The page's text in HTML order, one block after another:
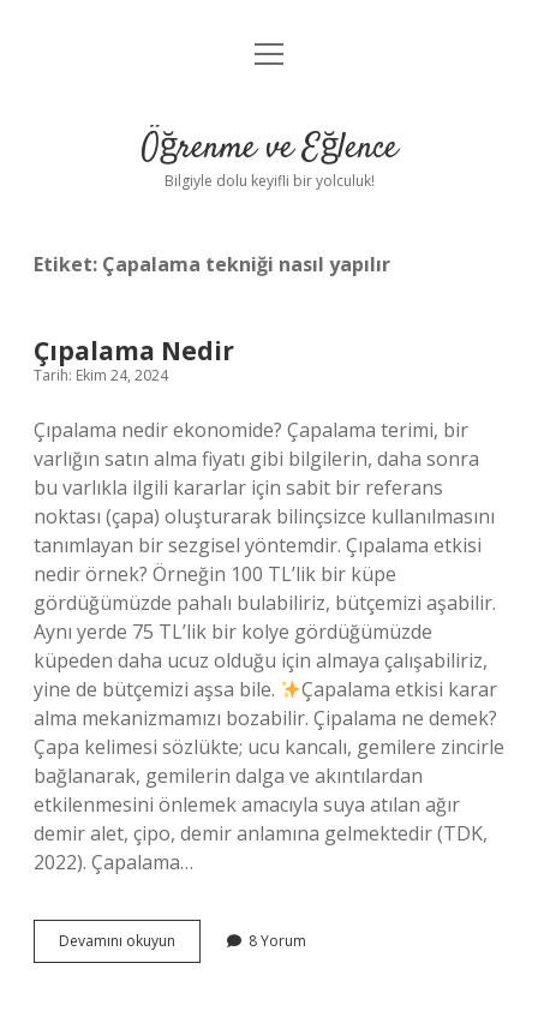
Anasayfa
Yasal Uyarı
menüyü
Öğrenme ve Eğlence
Bilgiyle dolu keyifli bir yolculuk!
Etiket: Çapalama tekniği nasıl yapılır
Çıpalama Nedir
Tarih: Ekim 24, 2024
Çıpalama nedir ekonomide? Çapalama terimi, bir
varlığın satın alma fiyatı gibi bilgilerin, daha sonra
bu varlıkla ilgili kararlar için sabit bir referans
noktası (çapa) oluşturarak bilinçsizce kullanılmasını
tanımlayan bir sezgisel yöntemdir. Çıpalama etkisi
nedir örnek? Örneğin 100 TL’lik bir küpe
gördüğümüzde pahalı bulabiliriz, bütçemizi aşabilir.
Aynı yerde 75 TL’lik bir kolye gördüğümüzde
küpeden daha ucuz olduğu için almaya çalışabiliriz,
yine de bütçemizi aşsa bile.
Çapalama etkisi karar
alma mekanizmamızı bozabilir. Çipalama ne demek?
Çapa kelimesi sözlükte; ucu kancalı, gemilere zincirle
bağlanarak, gemilerin dalga ve akıntılardan
etkilenmesini önlemek amacıyla suya atılan ağır
demir alet, çipo, demir anlamına gelmektedir (TDK,
2022). Çapalama…
Devamını okuyun Çıpalama
Nedir
8 Yorum